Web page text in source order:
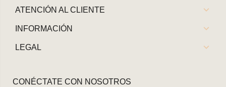
ATENCIÓN AL CLIENTE
INFORMACIÓN
LEGAL
CONÉCTATE CON NOSOTROS